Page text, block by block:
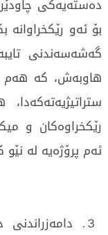
دەستەیەکی
بۆ ئەو رێکخراوانە
گەشەسەندنی
هاوبەش، کە هەم
رێکخراوەکان و
ئەم پرۆژەیە لە
３.